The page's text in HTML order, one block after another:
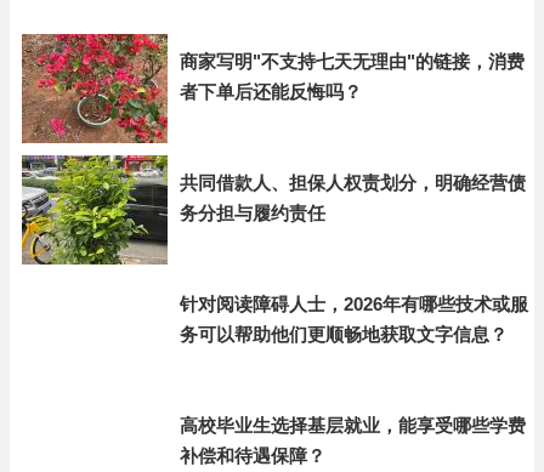
商家写明"不支持七天无理由"的链接，消费
者下单后还能反悔吗？
共同借款人、担保人权责划分，明确经营债
务分担与履约责任
针对阅读障碍人士，2026年有哪些技术或服
务可以帮助他们更顺畅地获取文字信息？
高校毕业生选择基层就业，能享受哪些学费
补偿和待遇保障？